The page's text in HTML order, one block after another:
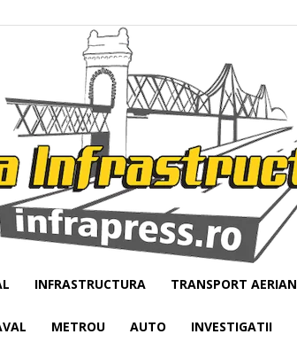
Infrapress
INFRASTRUCTURA TRANSPORT AERIAN
METROU AUTO INVESTIGATII